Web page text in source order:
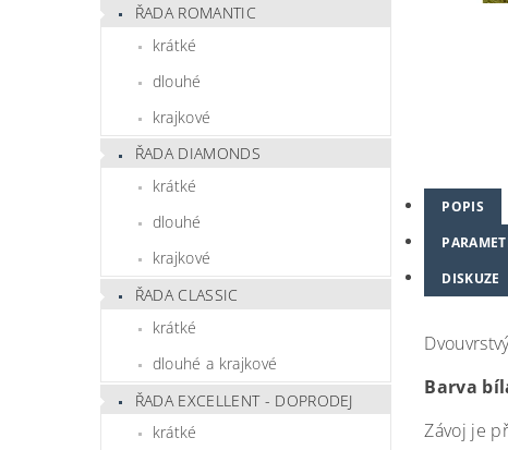
ŘADA ROMANTIC
krátké
dlouhé
krajkové
ŘADA DIAMONDS
krátké
dlouhé
krajkové
ŘADA CLASSIC
krátké
dlouhé a krajkové
ŘADA EXCELLENT - DOPRODEJ
krátké
POPIS
DISKUZE
Barva
Závoj je